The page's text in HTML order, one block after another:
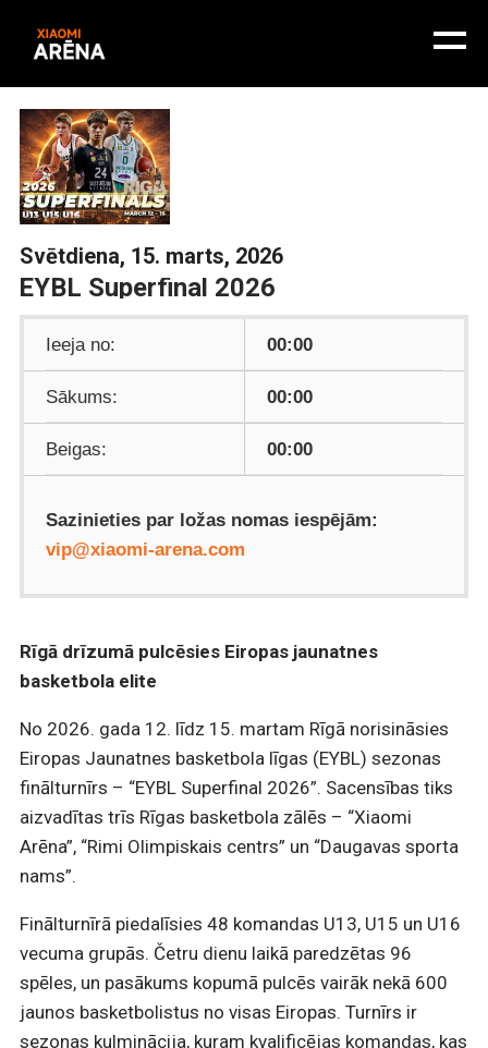
Svētdiena, 15. marts, 2026
EYBL Superfinal 2026
Ieeja no: 00:00
Sākums: 00:00
Beigas: 00:00
Sazinieties par ložas nomas iespējām:
vip@xiaomi-arena.com
Rīgā drīzumā pulcēsies Eiropas jaunatnes
basketbola elite
No 2026. gada 12. līdz 15. martam Rīgā norisināsies
Eiropas Jaunatnes basketbola līgas (EYBL) sezonas
finālturnīrs – “EYBL Superfinal 2026”. Sacensības tiks
aizvadītas trīs Rīgas basketbola zālēs – “Xiaomi
Arēna”, “Rimi Olimpiskais centrs” un “Daugavas sporta
nams”.
Finālturnīrā piedalīsies 48 komandas U13, U15 un U16
vecuma grupās. Četru dienu laikā paredzētas 96
spēles, un pasākums kopumā pulcēs vairāk nekā 600
jaunos basketbolistus no visas Eiropas. Turnīrs ir
sezonas kulminācija, kuram kvalificējas komandas, kas